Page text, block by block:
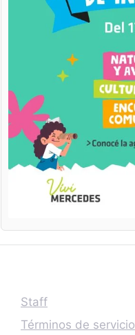
Staff
Términos de servicio